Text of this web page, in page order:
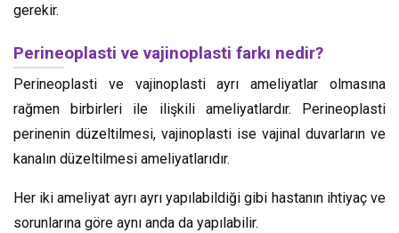
gerekir.
Perineoplasti ve vajinoplasti farkı nedir?
Perineoplasti ve vajinoplasti ayrı ameliyatlar olmasına
rağmen birbirleri ile ilişkili ameliyatlardır. Perineoplasti
perinenin düzeltilmesi, vajinoplasti ise vajinal duvarların ve
kanalın düzeltilmesi ameliyatlarıdır.
Her iki ameliyat ayrı ayrı yapılabildiği gibi hastanın ihtiyaç ve
sorunlarına göre aynı anda da yapılabilir.